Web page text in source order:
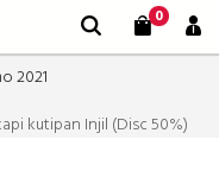
0
2021
kutipan Injil (Disc 50%)